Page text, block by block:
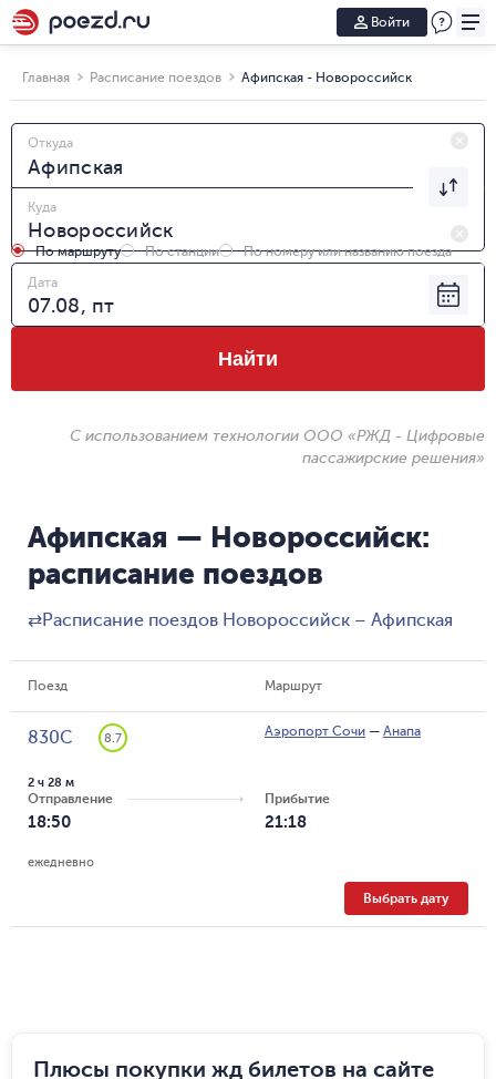
Войти
Главная Расписание поездов Афипская - Новороссийск
Откуда
Куда
По маршруту По станции
По номеру или названию поезда
Дата
Найти
С использованием технологии ООО «РЖД - Цифровые
пассажирские решения»
Афипская — Новороссийск:
расписание поездов
⇄Расписание поездов Новороссийск – Афипская
Поезд Маршрут
830С 8.7 Аэропорт Сочи — Анапа
Отправление
18:50
2 ч 28 м
Прибытие
21:18
ежедневно
Выбрать дату
Плюсы покупки жд билетов на сайте